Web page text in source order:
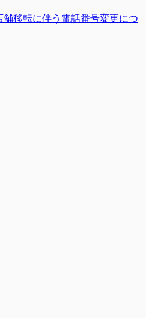
舗移転に伴う電話番号変更につ